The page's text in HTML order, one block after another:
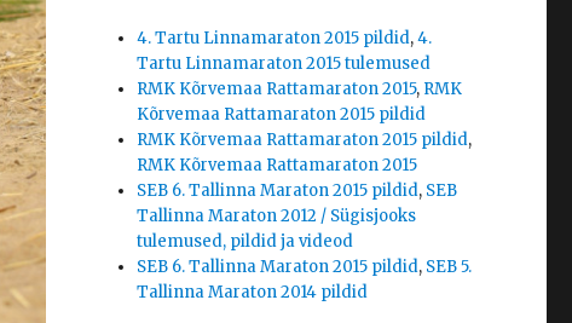
4. Tartu Linnamaraton 2015 pildid,4.
Tartu Linnamaraton 2015 tulemused
RMK Kõrvemaa Rattamaraton 2015, RMK
Kõrvemaa Rattamaraton 2015 pildid
RMK Kõrvemaa Rattamaraton 2015 pildid,
RMK Kõrvemaa Rattamaraton 2015
SEB 6. Tallinna Maraton 2015 pildid, SEB
Tallinna Maraton 2012 / Sügisjooks
tulemused, pildid ja videod
SEB 6. Tallinna Maraton 2015 pildid, SEB 5.
Tallinna Maraton 2014 pildid